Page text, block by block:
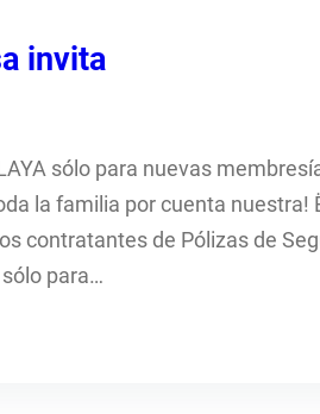
invita
sólo para nuevas
la familia por cuenta nuestra!
contratantes de Pólizas de
para…